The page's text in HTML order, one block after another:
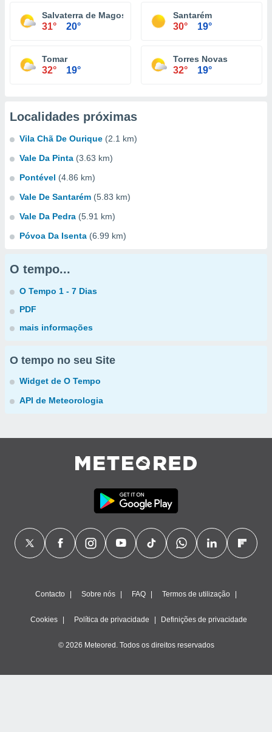
Salvaterra de Magos
31° 20°
Santarém
30° 19°
Tomar
32° 19°
Torres Novas
32° 19°
Localidades próximas
Vila Chã De Ourique (2.1 km)
Vale Da Pinta (3.63 km)
Pontével (4.86 km)
Vale De Santarém (5.83 km)
Vale Da Pedra (5.91 km)
Póvoa Da Isenta (6.99 km)
O tempo...
O Tempo 1 - 7 Dias
PDF
mais informações
O tempo no seu Site
Widget de O Tempo
API de Meteorologia
Contacto Sobre nós FAQ Termos de utilização
Cookies Política de privacidade Definições de privacidade
© 2026 Meteored. Todos os direitos reservados